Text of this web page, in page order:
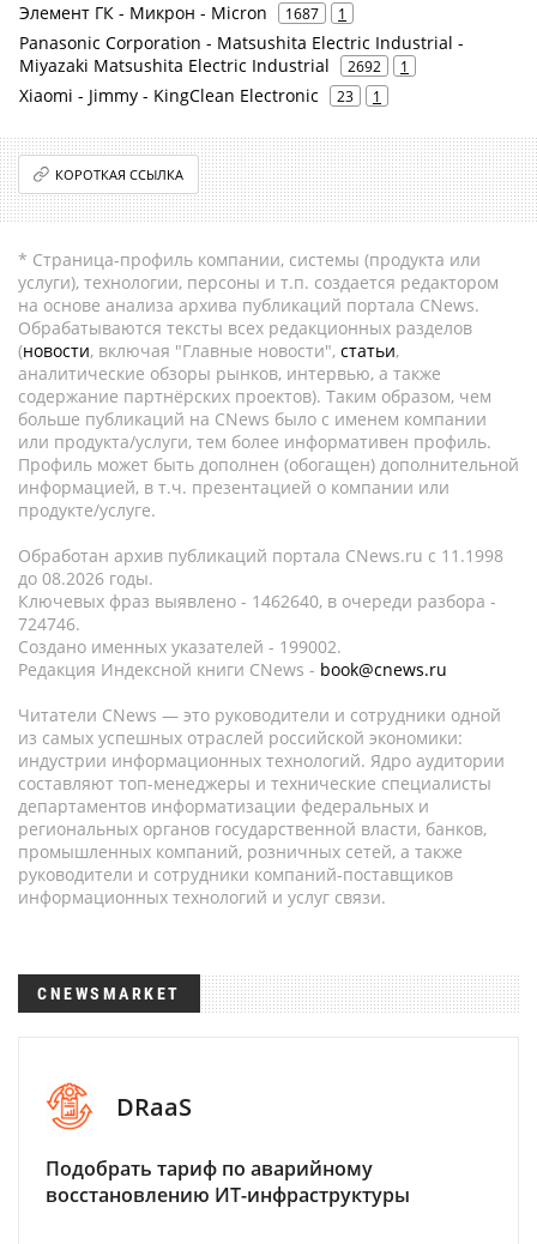
Элемент ГК - Микрон - Micron 1687 1
Panasonic Corporation - Matsushita Electric Industrial -
Miyazaki Matsushita Electric Industrial
2692 1
Xiaomi - Jimmy - KingClean Electronic 23 1
КОРОТКАЯ ССЫЛКА
* Страница-профиль компании, системы (продукта или
услуги), технологии, персоны и т.п. создается редактором
на основе анализа архива публикаций портала CNews.
Обрабатываются тексты всех редакционных разделов
(новости, включая "Главные новости", статьи,
аналитические обзоры рынков, интервью, а также
содержание партнёрских проектов). Таким образом, чем
больше публикаций на CNews было с именем компании
или продукта/услуги, тем более информативен профиль.
Профиль может быть дополнен (обогащен) дополнительной
информацией, в т.ч. презентацией о компании или
продукте/услуге.
Обработан архив публикаций портала CNews.ru c 11.1998
до 08.2026 годы.
Ключевых фраз выявлено - 1462640, в очереди разбора -
724746.
Создано именных указателей - 199002.
Редакция Индексной книги CNews - book@cnews.ru
Читатели CNews — это руководители и сотрудники одной
из самых успешных отраслей российской экономики:
индустрии информационных технологий. Ядро аудитории
составляют топ-менеджеры и технические специалисты
департаментов информатизации федеральных и
региональных органов государственной власти, банков,
промышленных компаний, розничных сетей, а также
руководители и сотрудники компаний-поставщиков
информационных технологий и услуг связи.
CNEWSMARKET
DRaaS
Подобрать тариф по аварийному
восстановлению ИТ-инфраструктуры